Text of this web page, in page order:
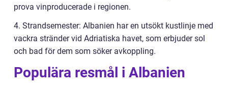
prova vinproducerade i regionen.
4. Strandsemester: Albanien har en utsökt kustlinje med
vackra stränder vid Adriatiska havet, som erbjuder sol
och bad för dem som söker avkoppling.
Populära resmål i Albanien